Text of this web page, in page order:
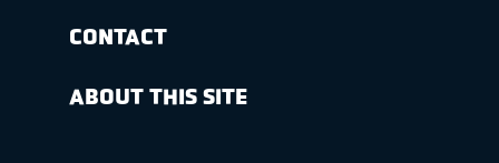
CONTACT
ABOUT THIS SITE